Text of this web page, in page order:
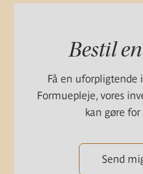
Bestil
Få en uforpligtende
Formuepleje, vores
kan gøre
Send